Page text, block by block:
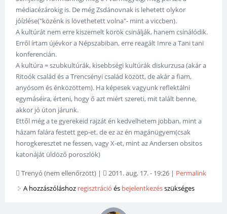
médiacézárokig is. De még Zsdánovnak is lehetett olykor
jóízlése("közénk is lövethetett volna"- mint a viccben).
A kultúrát nem erre kiszemelt körök csinálják, hanem csinálódik.
Erről írtam újévkor a Népszabiban, erre reagált Imre a Tani tani
konferencián.
A kultúra = szubkultúrák, kisebbségi kultúrák diskurzusa (akár a
Ritoók család és a Trencsényi család között, de akár a fiam,
anyósom és énközöttem). Ha képesek vagyunk reflektálni
egymáséira, érteni, hogy ő azt miért szereti, mit talált benne,
akkor jó úton járunk.
Ettől még a te gyerekeid rajzát én kedvelhetem jobban, mint a
házam falára festett gep-et, de ez az én magánügyem(csak
horogkeresztet ne fessen, vagy X-et, mint az Andersen obsitos
katonáját üldöző poroszlók)
Trenyó (nem ellenőrzött) | 2011. aug. 17. - 19:26 | Permalink
A hozzászóláshoz regisztráció és bejelentkezésszükséges